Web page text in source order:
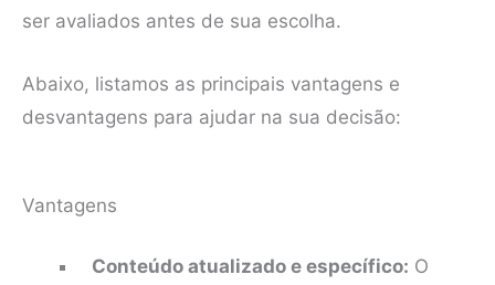
ser avaliados antes de sua escolha.
Abaixo, listamos as principais vantagens e
desvantagens para ajudar na sua decisão:
Vantagens
Conteúdo atualizado e específico: O